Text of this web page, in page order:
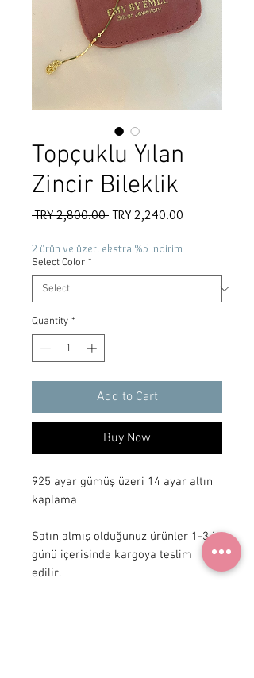
Topçuklu Yılan
Zincir Bileklik
TRY 2,800.00 Regular
TRY 2,240.00
2 ürün ve üzeri ekstra %5 indirim
Select Color *
Quantity *
Add to Cart
Buy Now
925 ayar gümüş üzeri 14 ayar altın
kaplama
Satın almış olduğunuz ürünler 1-3 iş
günü içerisinde kargoya teslim
edilir.